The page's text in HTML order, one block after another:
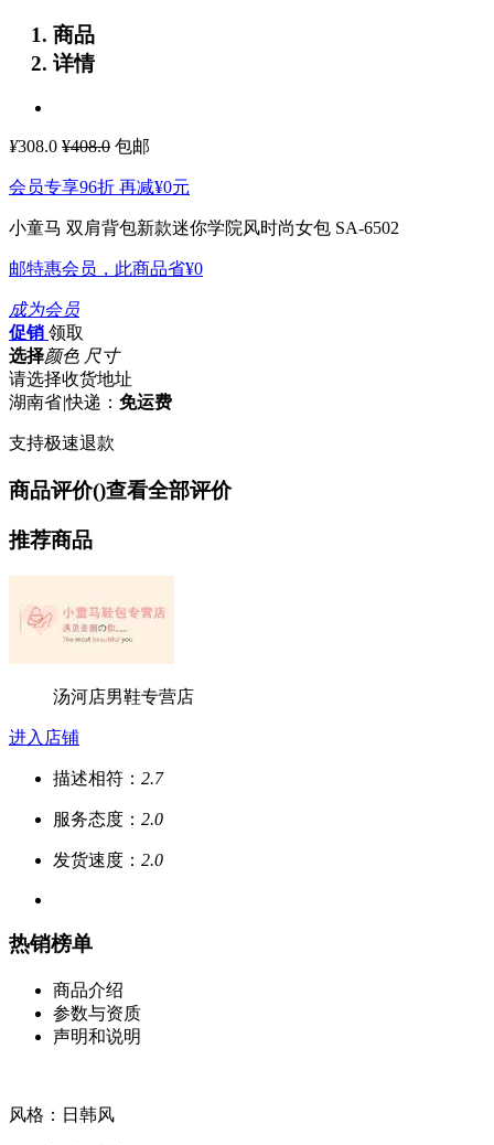
商品
详情
¥308.0 ¥408.0 包邮
会员专享96折 再减¥0元
小童马 双肩背包新款迷你学院风时尚女包 SA-6502
邮特惠会员，此商品省¥0
成为会员
促销 领取
选择颜色 尺寸
请选择收货地址
湖南省|快递： 免运费
支持极速退款
商品评价()查看全部评价
推荐商品
汤河店男鞋专营店
进入店铺
描述相符： 2.7
服务态度： 2.0
发货速度： 2.0
热销榜单
商品介绍
参数与资质
声明和说明
风格：日韩风